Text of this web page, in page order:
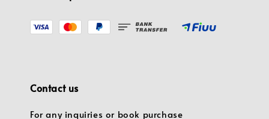
Contact us
For any inquiries or book purchase